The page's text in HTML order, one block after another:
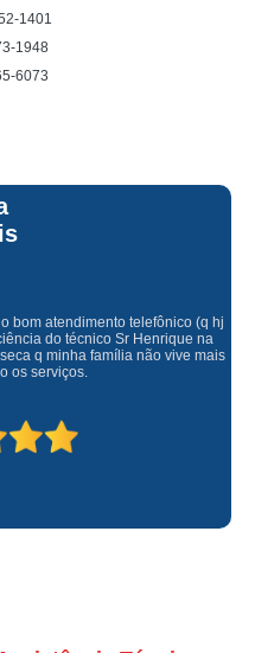
1401
1948
6073
bom atendimento telefônico (q hj
do técnico Sr Henrique na
q minha família não vive mais
os serviços.